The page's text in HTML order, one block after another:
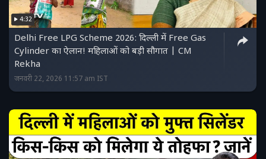
4:32
Delhi Free LPG Scheme 2026: दिल्ली में Free Gas
Cylinder का ऐलान! महिलाओं को बड़ी सौगात | CM
Rekha
जनवरी 22, 2026 11:57 am IST